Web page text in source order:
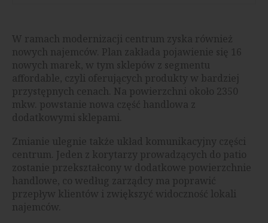
W ramach modernizacji centrum zyska również
nowych najemców. Plan zakłada pojawienie się 16
nowych marek, w tym sklepów z segmentu
affordable, czyli oferujących produkty w bardziej
przystępnych cenach. Na powierzchni około 2350
mkw. powstanie nowa część handlowa z
dodatkowymi sklepami.
Zmianie ulegnie także układ komunikacyjny części
centrum. Jeden z korytarzy prowadzących do patio
zostanie przekształcony w dodatkowe powierzchnie
handlowe, co według zarządcy ma poprawić
przepływ klientów i zwiększyć widoczność lokali
najemców.